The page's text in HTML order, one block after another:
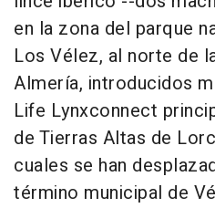
en la zona del parque
Los Vélez, al norte de
Almería, introducidos
Life Lynxconnect
de Tierras Altas de
cuales se han
término municipal de